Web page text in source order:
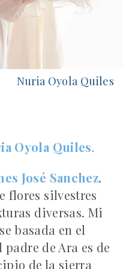
Nuria Oyola Quiles
Oyola Quiles.
José Sanchez.
flores silvestres
diversas. Mi
basada en el
de Ara es de
de la sierra